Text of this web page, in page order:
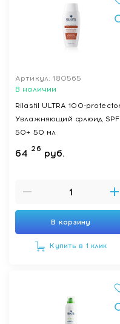
Артикул: 180565
В наличии
Rilastil ULTRA 100-
Увлажняющий флюид SPF
50+ 50 мл
64 26 руб.
В корзину
Купить в 1 клик